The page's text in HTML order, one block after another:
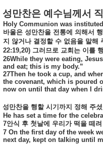
성만찬은 예수님께서
Holy Communion was
바울은 성만찬을 전통에 의해서
지 않거나 결정할 수 없음을 말해
22:19,20) 그러므로 교회는 이를
26While they were eating,
and eat; this is my body.”
27Then he took a cup, and
the covenant, which is poured
now on until that day when I
성만찬을 행할 시기까지 정해 주
He has set a time for the
7안식 후 첫날에 우리가 떡을 떼려
7 On the first day of the week
next day, kept on talking until